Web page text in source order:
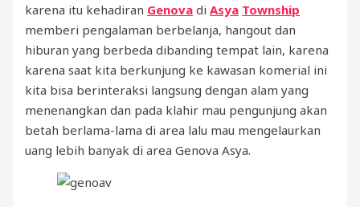
karena itu kehadiran Genova diAsya Township
memberi pengalaman berbelanja, hangout dan
hiburan yang berbeda dibanding tempat lain, karena
karena saat kita berkunjung ke kawasan komerial ini
kita bisa berinteraksi langsung dengan alam yang
menenangkan dan pada klahir mau pengunjung akan
betah berlama-lama di area lalu mau mengelaurkan
uang lebih banyak di area Genova Asya.